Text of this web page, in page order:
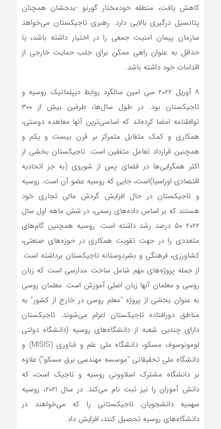
کاهش یافت، منطقه خودمختار گورنو -بدخشان همچنان
پتانسیل درگیری بالایی دارد. رهبری تاجیکستان می‌‌‌خواهد
سازمان پیمان امنیت جمعی را در اختیار داشته باشد، یا
حداقل به عنوان راهی ممکن برای جلب حمایت خارجی از
اقدامات خود داشته باشد.
۸ آوریل ۲۰۲۲ سی امین سالگرد روابط دیپلماتیک روسیه و
تاجیکستان بود. در طول سال‌ها، طرفین بیش از ۳۰۰
توافقنامه امضا کرده‌اند که اساسی‌ترین آنها معاهده دوستی،
همکاری و کمک متقابل متمرکز بر قرن بیست و یکم و
همچنین قرارداد تعامل متفقین است. تاجیکستان بخشی از
اکثر همگرایی‌ها در فضای پس از شوروی (به جز اتحادیه
اقتصادی اوراسیا)است، جایی که روسیه عضو آن است. روسیه
و تاجیکستان در حال افزایش گردش مالی تجاری خود
هستند که بر اساس داده‌های رسمی، در شش ماهه اول سال
۲۰۲۲ ۵۰ درصد رشد داشته است. روسیه همچنین گام‌های
متعددی را در جهت تقویت همکاری در حوزه‌های صنعتی،
کشاورزی، فرهنگی و بشردوستانه تاجیکستان برداشته است.
از جمله پروژه‌های مهم شامل ساخت مدارسی است که زبان
روسی و معلمان آنها زبان اصلی آموزش است. معلمان روسی
به عنوان بخشی از پروژه “معلم روسی در خارج از کشور” به
مناطق دورافتاده تاجیکستان اعزام می‌شوند. تاجیکستان
دارای چندین شعبه از دانشگاه‌های روسیه (دانشگاه دولتی
لومونوسوف مسکو، دانشگاه ملی علم و فناوری (MISIS) و
دانشگاه ملی تحقیقاتی “موسسه مهندسی برق مسکو”) علاوه
بر دانشگاه مشترک اسلاوونی روسیه و تاجیک است، که
دانش آموزان را نیز ثبت نام می‌کند. در سال ۲۰۲۱، روسیه
سهمیه دانشجویان تاجیکستانی را که می‌خواهند در
دانشگاه‌های روسیه تحصیل کنند، افزایش داد.